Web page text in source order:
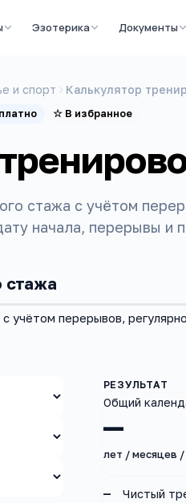
Эзотерика Документы
и спорт Калькулятор
☆ В избранное
стажа с учётом
начала, перерывы и
стажа
учётом перерывов,
—
Общий
лет / месяцев
—
Чистый